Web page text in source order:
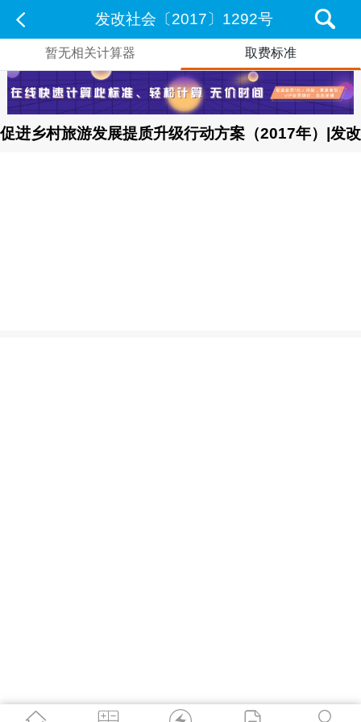
发改社会〔2017〕1292号
暂无相关计算器 取费标准
促进乡村旅游发展提质升级行动方案（2017年）|发